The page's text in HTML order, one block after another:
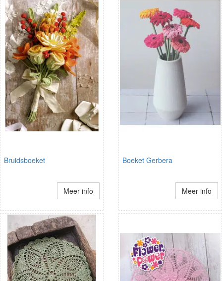
Bruidsboeket
Meer info
Boeket Gerbera
Meer info